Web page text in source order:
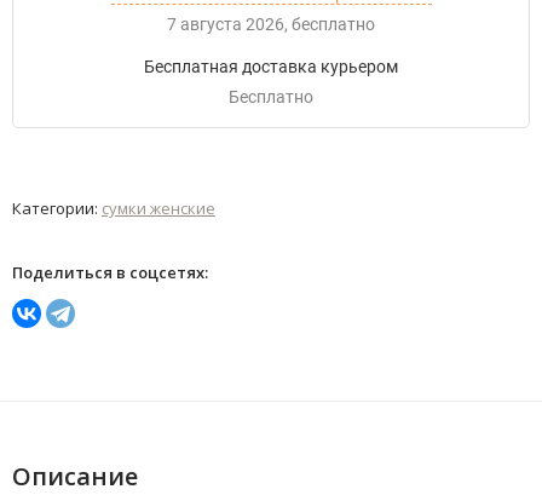
7 августа 2026
Бесплатно
Бесплатная доставка курьером
Бесплатно
Категории: сумки женские
Поделиться в соцсетях:
Описание